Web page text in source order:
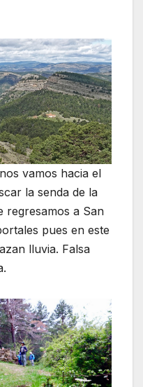
vamos hacia el
la senda de la
regresamos a San
pues en este
lluvia. Falsa